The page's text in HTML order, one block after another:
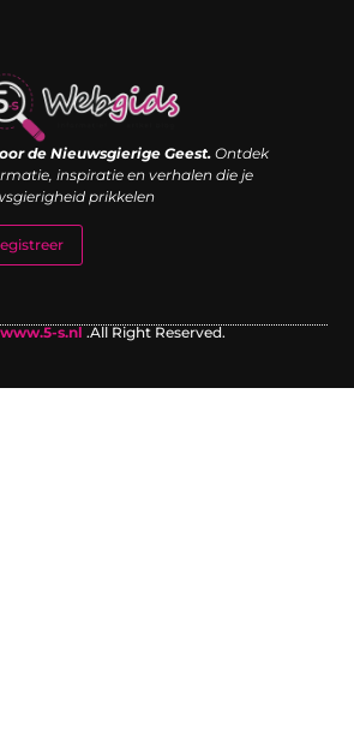
de Nieuwsgierige Geest. Ontdek
inspiratie en verhalen die je
prikkelen
www.5-s.nl .All Right Reserved.